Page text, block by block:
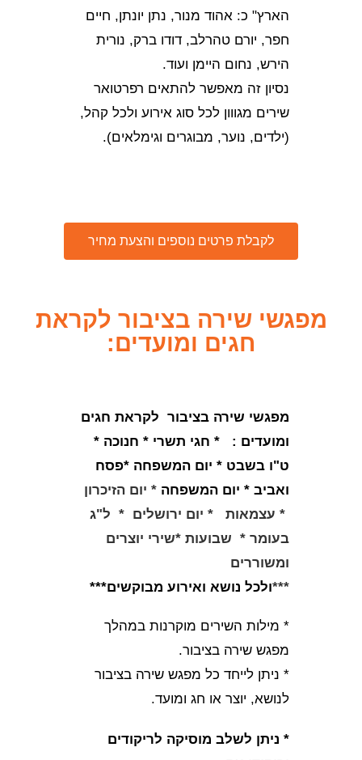
הארץ" כ: אהוד מנור, נתן יונתן, חיים
חפר, יורם טהרלב, דודו ברק, נורית
הירש, נחום היימן ועוד.
נסיון זה מאפשר להתאים רפרטואר
שירים מגווון לכל סוג אירוע ולכל קהל,
(ילדים, נוער, מבוגרים וגימלאים).
לקבלת פרטים נוספים והצעת מחיר
מפגשי שירה בציבור לקראת
חגים ומועדים:
מפגשי שירה בציבור לקראת חגים
ומועדים :
* חגי תשרי * חנוכה *
ט"ו בשבט * יום המשפחה *פסח
ואביב * יום המשפחה * יום הזיכרון
* עצמאות * יום ירושלים * ל"ג
בעומר * שבועות *שירי יוצרים
ומשוררים
***ולכל נושא ואירוע מבוקשים***
* מילות השירים מוקרנות במהלך
מפגש שירה בציבור.
* ניתן לייחד כל מפגש שירה בציבור
לנושא, יוצר או חג ומועד.
* ניתן לשלב מוסיקה לריקודים